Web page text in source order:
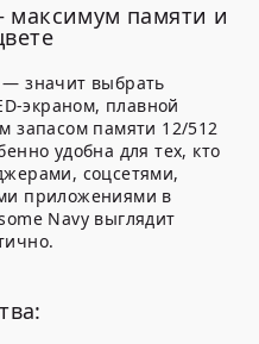
максимум памяти и
— значит выбрать
экраном, плавной
запасом памяти 12/512
удобна для тех, кто
соцсетями,
приложениями в
Navy выглядит